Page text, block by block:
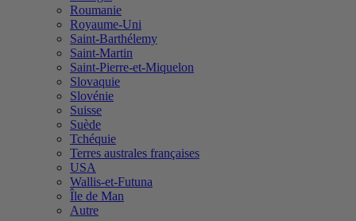
Roumanie
Royaume-Uni
Saint-Barthélemy
Saint-Martin
Saint-Pierre-et-Miquelon
Slovaquie
Slovénie
Suisse
Suède
Tchéquie
Terres australes françaises
USA
Wallis-et-Futuna
Île de Man
Autre